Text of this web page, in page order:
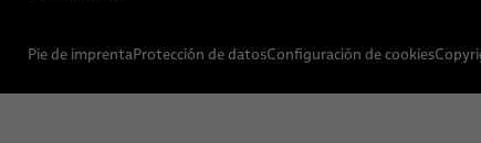
Pie de imprentaProtección de datosConfiguración de cookies